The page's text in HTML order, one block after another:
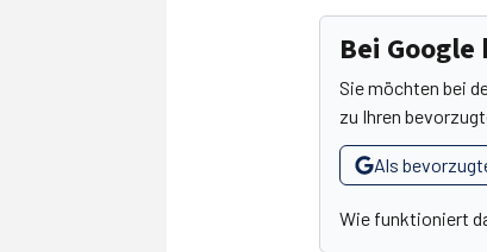
Bei
Sie möchten bei
zu Ihren
Als
Wie funktioniert